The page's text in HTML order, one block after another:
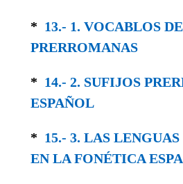
* 13.- 1. VOCABLOS
PRERRO­MANAS
* 14.- 2. SUFIJOS
ESPAÑOL
* 15.- 3. LAS
EN LA FONÉTICA